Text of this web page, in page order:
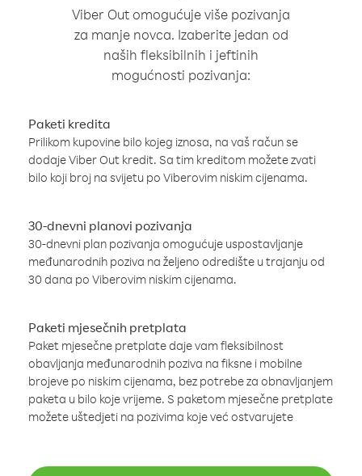
Viber Out omogućuje više pozivanja
za manje novca. Izaberite jedan od
naših fleksibilnih i jeftinih
mogućnosti pozivanja:
Paketi kredita
Prilikom kupovine bilo kojeg iznosa, na vaš račun se
dodaje Viber Out kredit. Sa tim kreditom možete zvati
bilo koji broj na svijetu po Viberovim niskim cijenama.
30-dnevni planovi pozivanja
30-dnevni plan pozivanja omogućuje uspostavljanje
međunarodnih poziva na željeno odredište u trajanju od
30 dana po Viberovim niskim cijenama.
Paketi mjesečnih pretplata
Paket mjesečne pretplate daje vam fleksibilnost
obavljanja međunarodnih poziva na fiksne i mobilne
brojeve po niskim cijenama, bez potrebe za obnavljanjem
paketa u bilo koje vrijeme. S paketom mjesečne pretplate
možete uštedjeti na pozivima koje već ostvarujete